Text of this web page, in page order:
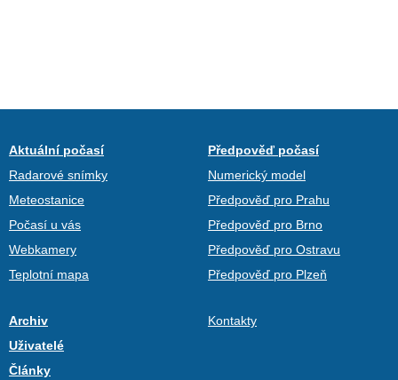
Aktuální počasí
Radarové snímky
Meteostanice
Počasí u vás
Webkamery
Teplotní mapa
Předpověď počasí
Numerický model
Předpověď pro Prahu
Předpověď pro Brno
Předpověď pro Ostravu
Předpověď pro Plzeň
Archiv
Uživatelé
Články
Kontakty